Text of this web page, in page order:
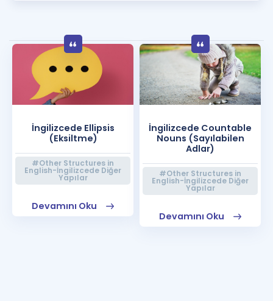
İngilizcede Ellipsis
(Eksiltme)
#Other Structures in
English-İngilizcede Diğer
Yapılar
Devamını Oku
İngilizcede Countable
Nouns (Sayılabilen
Adlar)
#Other Structures in
English-İngilizcede Diğer
Yapılar
Devamını Oku